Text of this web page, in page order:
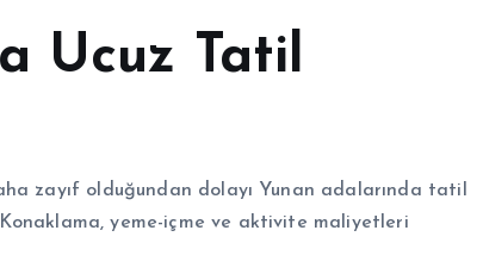
Ucuz Tatil
zayıf olduğundan dolayı Yunan adalarında tatil
yeme-içme ve aktivite maliyetleri